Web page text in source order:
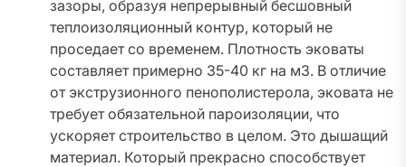
зазоры, образуя непрерывный бесшовный
теплоизоляционный контур, который не
проседает со временем. Плотность эковаты
составляет примерно 35-40 кг на м3. В отличие
от экструзионного пенополистерола, эковата не
требует обязательной пароизоляции, что
ускоряет строительство в целом. Это дышащий
материал. Который прекрасно способствует